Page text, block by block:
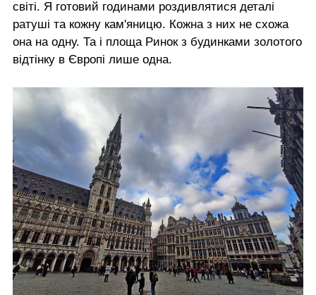
світі. Я готовий годинами роздивлятися деталі
ратуші та кожну кам'яницю. Кожна з них не схожа
она на одну. Та і площа Ринок з будинками золотого
відтінку в Європі лише одна.